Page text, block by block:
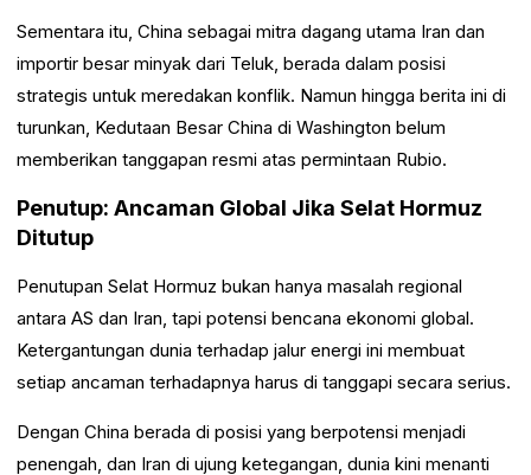
Sementara itu, China sebagai mitra dagang utama Iran dan
importir besar minyak dari Teluk, berada dalam posisi
strategis untuk meredakan konflik. Namun hingga berita ini di
turunkan, Kedutaan Besar China di Washington belum
memberikan tanggapan resmi atas permintaan Rubio.
Penutup: Ancaman Global Jika Selat Hormuz
Ditutup
Penutupan Selat Hormuz bukan hanya masalah regional
antara AS dan Iran, tapi potensi bencana ekonomi global.
Ketergantungan dunia terhadap jalur energi ini membuat
setiap ancaman terhadapnya harus di tanggapi secara serius.
Dengan China berada di posisi yang berpotensi menjadi
penengah, dan Iran di ujung ketegangan, dunia kini menanti